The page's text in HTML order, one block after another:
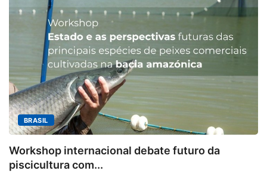
BRASIL
Workshop internacional debate futuro da
piscicultura com...